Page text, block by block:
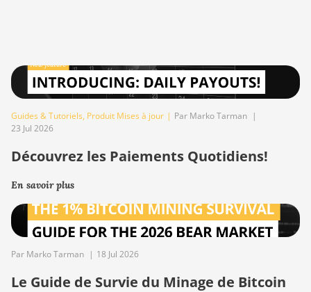
Guides & Tutoriels, Produit Mises à jour | Par Marko Tarman |
23 Jul 2026
Découvrez les Paiements Quotidiens!
En savoir plus
Par Marko Tarman | 18 Jul 2026
Le Guide de Survie du Minage de Bitcoin